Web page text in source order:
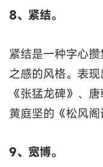
8、紧结。
紧结是一种字心
之感的风格。表
《张猛龙碑》、
黄庭坚的《松风阁
9、宽博。